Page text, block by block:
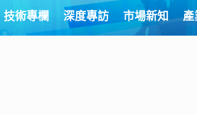
技術專欄 深度專訪 市場新知 產